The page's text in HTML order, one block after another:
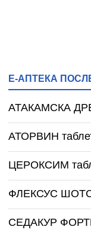
Е-АПТЕКА
АТАКАМСКА
АТОРВИН
ЦЕРОКСИМ
ФЛЕКСУС ШОТС
СЕДАКУР